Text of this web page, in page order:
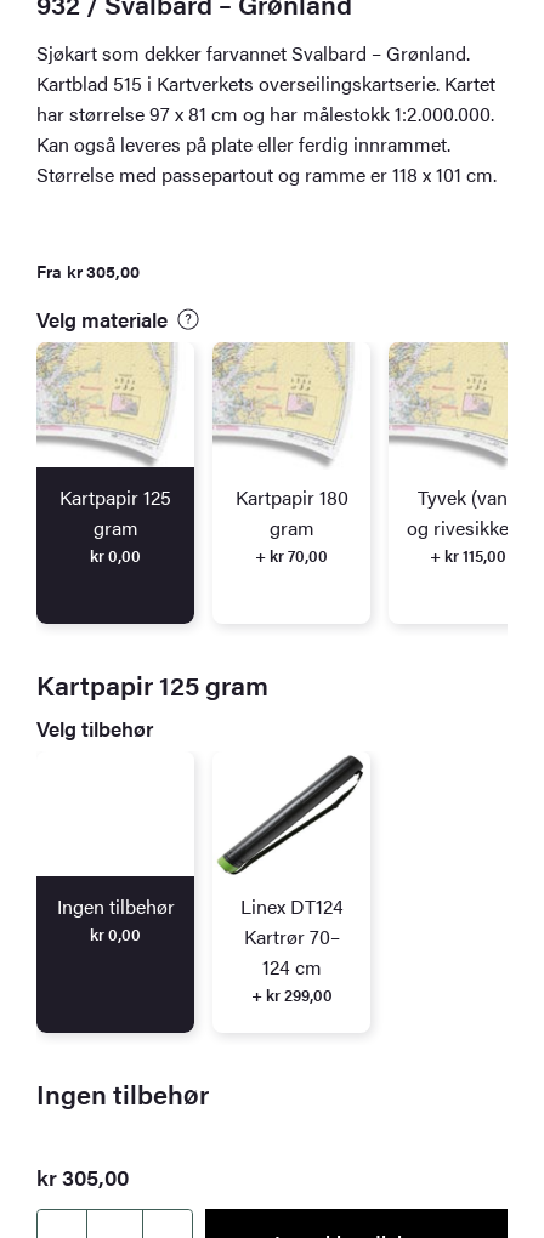
Sjøkart som dekker farvannet Svalbard – Grønland.
Kartblad 515 i Kartverkets overseilingskartserie. Kartet
har størrelse 97 x 81 cm og har målestokk 1:2.000.000.
Kan også leveres på plate eller ferdig innrammet.
Størrelse med passepartout og ramme er 118 x 101 cm.
Fra kr305,00
Velg materiale
Kartpapir 125
gram
kr0,00
Kartpapir 180
gram
+ kr 70,00
Tyvek (vann
og rivesikkert)
+ kr 115,00
Kartpapir 125 gram
Velg tilbehør
Ingen tilbehør
kr0,00
Linex DT124
Kartrør 70–
124 cm
+ kr 299,00
Ingen tilbehør
kr305,00